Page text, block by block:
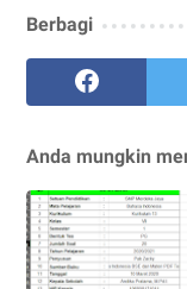
Berbagi
Anda mungkin